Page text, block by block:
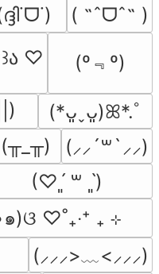
( ˶ˆᗜˆ˵ )
♡ (º﹃º)
(*ᴗ͈ˬᴗ͈)ꕤ*.ﾟ
(╥_╥)
(⸝⸝´꒳`⸝⸝)
(♡ˊ͈ ꒳ ˋ͈)
)ଓ ♡˚₊‧⁺ ₊ ⊹
(⸝⸝⸝>﹏<⸝⸝⸝)